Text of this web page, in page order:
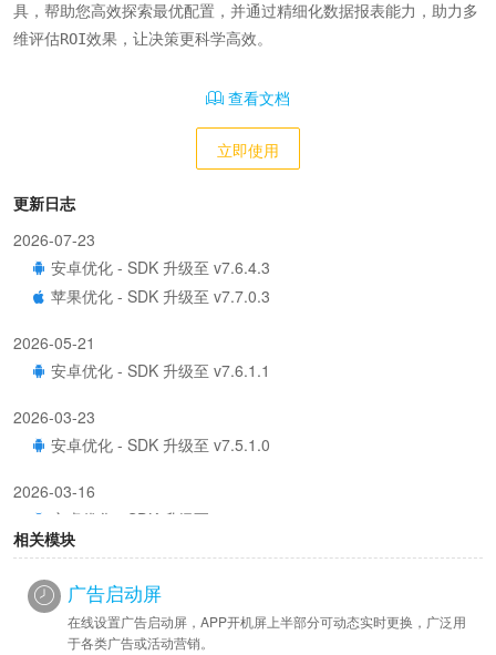
具，帮助您高效探索最优配置，并通过精细化数据报表能力，助力多
维评估ROI效果，让决策更科学高效。
查看文档
立即使用
更新日志
2026-07-23
安卓优化 - SDK 升级至 v7.6.4.3
苹果优化 - SDK 升级至 v7.7.0.3
2026-05-21
安卓优化 - SDK 升级至 v7.6.1.1
2026-03-23
安卓优化 - SDK 升级至 v7.5.1.0
2026-03-16
安卓优化 - SDK 升级至 v7.4.2.0
2026-01-19
安卓新增 - 已提供隐私开关配置项及对应 js 接口
安卓优化 - SDK 升级至 v7.4.0.7
相关模块
广告启动屏
在线设置广告启动屏，APP开机屏上半部分可动态实时更换，广泛用
于各类广告或活动营销。